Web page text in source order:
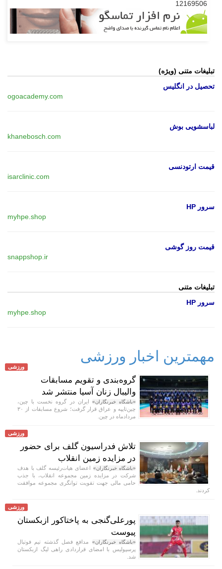
12169506
تبلیغات متنی (ویژه)
تحصیل در انگلیس
ogoacademy.com
لباسشویی بوش
khanebosch.com
قیمت ارتودنسی
isarclinic.com
سرور HP
myhpe.shop
قیمت روز گوشی
snappshop.ir
تبلیغات متنی
سرور HP
myhpe.shop
مهمترین اخبار ورزشی
ورزشی
گروه‌بندی و تقویم مسابقات
والیبال زنان آسیا منتشر شد
«باشگاه خبرنگاران» ایران در گروه نخست با چین،
چین‌تایپه و عراق قرار گرفت؛ شروع مسابقات از ۳۰
مردادماه در چین.
ورزشی
تلاش فدراسیون گلف برای حضور
در مزایده زمین انقلاب
«باشگاه خبرنگاران» اعضای هیات‌رئیسه گلف با هدف
شرکت در مزایده زمین مجموعه انقلاب، با جذب
حامی مالی جهت تقویت توانگری مجموعه موافقت
کردند.
ورزشی
پورعلی‌گنجی به پاختاکور ازبکستان
پیوست
«باشگاه خبرنگاران» مدافع فصل گذشته تیم فوتبال
پرسپولیس با امضای قراردادی راهی لیگ ازبکستان
شد.